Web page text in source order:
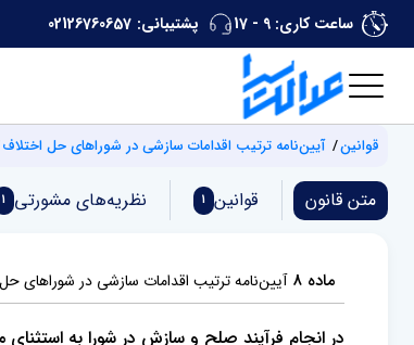
ساعت کاری: 9 - 17 پشتیبانی: 02126760657
قوانین آیین‌نامه ترتیب اقدامات سازشی در شوراهای حل اختلاف
متن قانون قوانین 1 نظریه‌های مشورتی 1
ماده 8 آیین‌نامه ترتیب اقدامات سازشی در شوراهای
در انجام فرآیند صلح و سازش در شورا به